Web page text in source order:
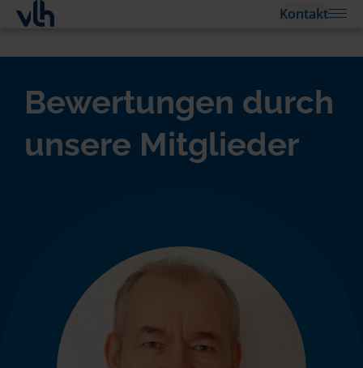
Kontakt
Bewertungen durch
unsere Mitglieder